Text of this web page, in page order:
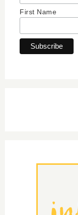
First Name